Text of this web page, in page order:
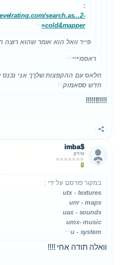
:
search.as...2-
cold&mapper=
פייר וואל הוא אומר שהוא רוצה
ראסמיייי
חלאס עם ההקפצות שלךך אני נכנס
חדש ססאמוק
!!!!!!!!!!!
שתף
imba$
טירון
במקור פורסם על ידי :
utx - textures
unr - maps
uax - sounds
umx- music
u - system
וואלה תודה אחי !!!!